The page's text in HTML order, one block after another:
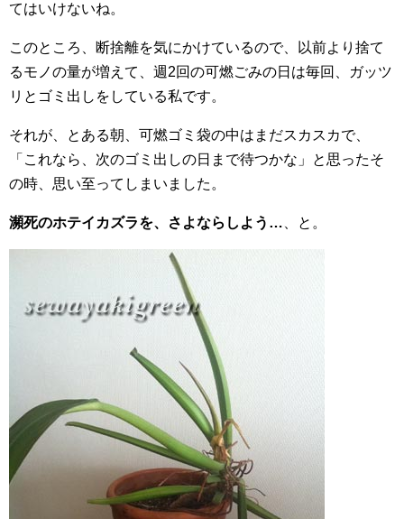
てはいけないね。
このところ、断捨離を気にかけているので、以前より捨て
るモノの量が増えて、週2回の可燃ごみの日は毎回、ガッツ
リとゴミ出しをしている私です。
それが、とある朝、可燃ゴミ袋の中はまだスカスカで、
「これなら、次のゴミ出しの日まで待つかな」と思ったそ
の時、思い至ってしまいました。
瀕死のホテイカズラを、さよならしよう… 、と。